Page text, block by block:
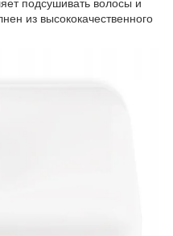
подсушивать волосы и
из высококачественного